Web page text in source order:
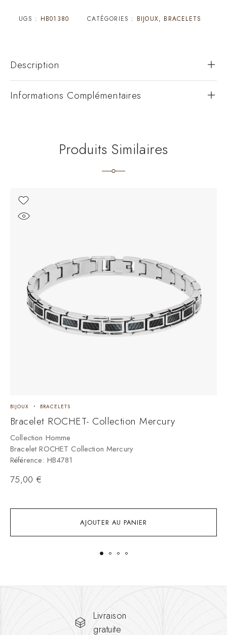
UGS : HB01380 CATÉGORIES : BIJOUX, BRACELETS
Description
Informations Complémentaires
Produits Similaires
AJOUTER AU PANIER
BIJOUX BRACELETS
Bracelet ROCHET- Collection Mercury
Collection Homme
Bracelet ROCHET Collection Mercury
Référence: HB4781
75,00 €
Livraison
gratuite